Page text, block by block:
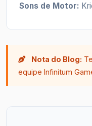
Sons de Motor:
Nota do Blog:
equipe Infinitum